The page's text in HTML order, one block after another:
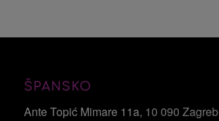
ŠPANSKO
Ante Topić Mimare 11a, 10 090 Zagreb